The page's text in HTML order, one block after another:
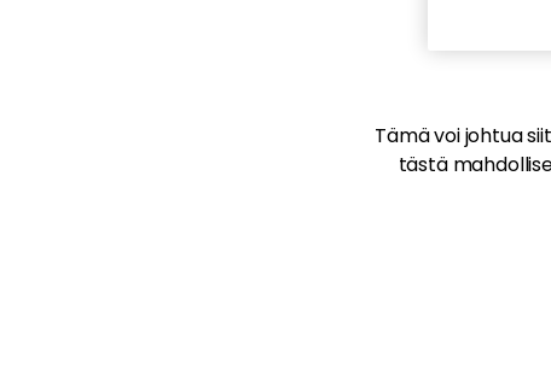
Tämä voi johtua
tästä